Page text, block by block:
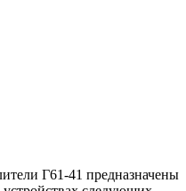
Г61-41 предназначены